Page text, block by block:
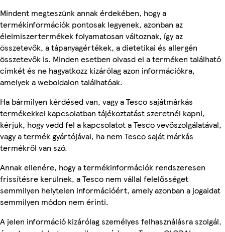
Mindent megteszünk annak érdekében, hogy a
termékinformációk pontosak legyenek, azonban az
élelmiszertermékek folyamatosan változnak, így az
összetevők, a tápanyagértékek, a dietetikai és allergén
összetevők is. Minden esetben olvasd el a terméken található
címkét és ne hagyatkozz kizárólag azon információkra,
amelyek a weboldalon találhatóak.
Ha bármilyen kérdésed van, vagy a Tesco sajátmárkás
termékekkel kapcsolatban tájékoztatást szeretnél kapni,
kérjük, hogy vedd fel a kapcsolatot a Tesco vevőszolgálatával,
vagy a termék gyártójával, ha nem Tesco saját márkás
termékről van szó.
Annak ellenére, hogy a termékinformációk rendszeresen
frissítésre kerülnek, a Tesco nem vállal felelősséget
semmilyen helytelen információért, amely azonban a jogaidat
semmilyen módon nem érinti.
A jelen információ kizárólag személyes felhasználásra szolgál,